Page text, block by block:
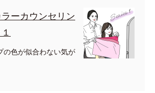
ーカウンセリン
の色が似合わない気が